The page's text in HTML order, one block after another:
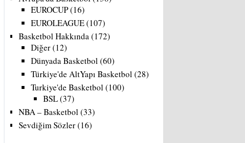
EUROCUP(16)
EUROLEAGUE(107)
Basketbol Hakkında(172)
Diğer(12)
Dünyada Basketbol(60)
Türkiye'de AltYapı Basketbol(28)
Turkiye'de Basketbol(100)
BSL(37)
NBA – Basketbol(33)
Sevdiğim Sözler(16)